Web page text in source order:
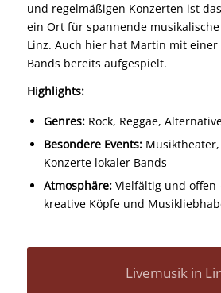
und regelmäßigen Konzerten ist
ein Ort für spannende
Linz. Auch hier hat Martin mit
Bands bereits aufgespielt.
Highlights:
Genres:Rock, Reggae,
Besondere Events:Musiktheater,
Konzerte lokaler Bands
Atmosphäre:Vielfältig und offen
kreative Köpfe und
Livemusik in